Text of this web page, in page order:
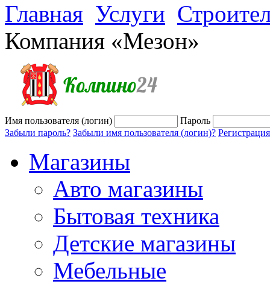
Главная Услуги
Компания «Мезон»
Имя пользователя (логин)
Пароль
Забыли пароль? Забыли имя пользователя (логин)? Регистрация
Магазины
Авто магазины
Бытовая техника
Детские магазины
Мебельные